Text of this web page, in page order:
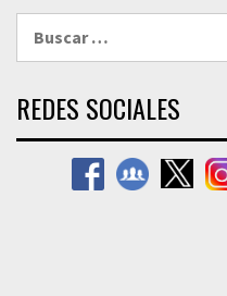
REDES SOCIALES